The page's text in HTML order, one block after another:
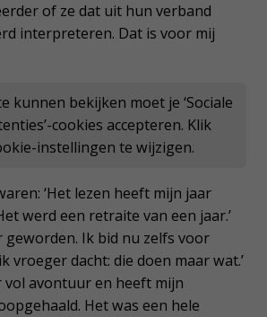
of ze dat uit hun verband
interpreteren. Dat is voor mij
kunnen bekijken moet je ‘Sociale
cookies accepteren. Klik
instellingen te wijzigen.
‘Het lezen heeft mijn jaar
werd een retraite van een jaar.’
geworden. Ik bid nu zelfs voor
vroeger dacht: die doen maar wat.’
vol avontuur en heeft mijn
Het was een hele